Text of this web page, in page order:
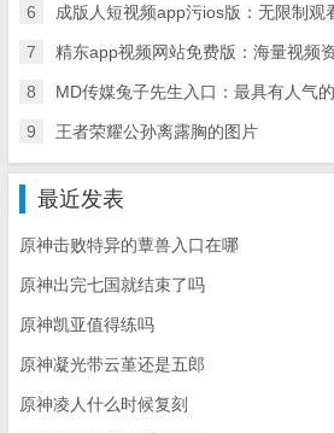
6 成版人短视频app污ios版：无限制观
7 精东app视频网站免费版：海量视频
8 MD传媒兔子先生入口：最具有人气
9 王者荣耀公孙离露胸的图片
最近发表
原神击败特异的蕈兽入口在哪
原神出完七国就结束了吗
原神凯亚值得练吗
原神凝光带云堇还是五郎
原神凌人什么时候复刻